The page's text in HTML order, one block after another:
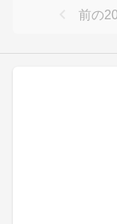
前の20